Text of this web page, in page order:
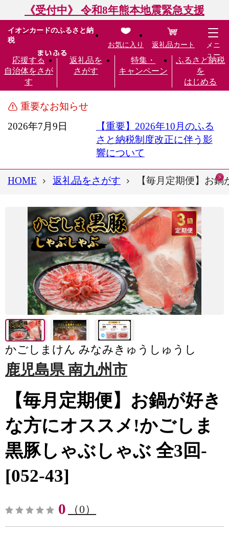
《受付中》 令和8年熊本地震緊急支援
イオンカードのふるさと納
税
応援する
自治体をさが
す
返礼品を
さがす
特集・
キャンペーン
ふるさと納税
を
はじめる
お気に入り 返礼品カート
メニ
ュー
重要なお知らせ
2026年7月9日
【重要】2026年10月のふる
さと納税制度改正に伴う影
響について
HOME 返礼品をさがす 【毎月定期便】お
かごしまけん みなみきゅうしゅうし
鹿児島県 南九州市
【毎月定期便】お鍋が好き
な方にオススメ!かごしま
黒豚しゃぶしゃぶ 全3回-
[052-43]
0 （0）